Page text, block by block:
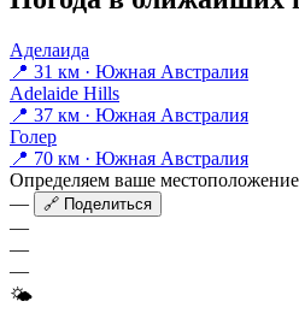
Аделаида
📍 31 км · Южная Австралия
Adelaide Hills
📍 37 км · Южная Австралия
Голер
📍 70 км · Южная Австралия
Определяем ваше
—
🔗 Поделиться
—
—
—
🌤